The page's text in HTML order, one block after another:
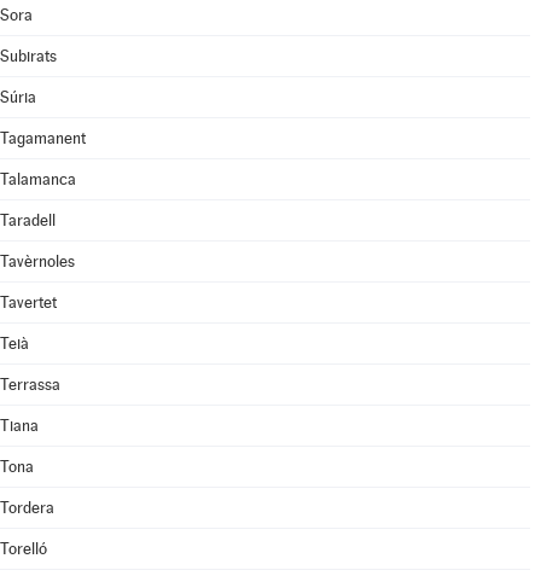
Sora
Subirats
Súria
Tagamanent
Talamanca
Taradell
Tavèrnoles
Tavertet
Teià
Terrassa
Tiana
Tona
Tordera
Torelló